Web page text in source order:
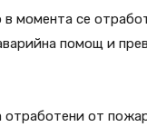
момента се
помощ и
отработени от